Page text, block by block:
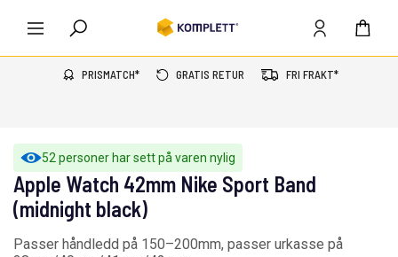
PRISMATCH* GRATIS RETUR FRI FRAKT*
52 personer har sett på varen nylig
Apple Watch 42mm Nike Sport Band
(midnight black)
Passer håndledd på 150–200mm, passer urkasse på